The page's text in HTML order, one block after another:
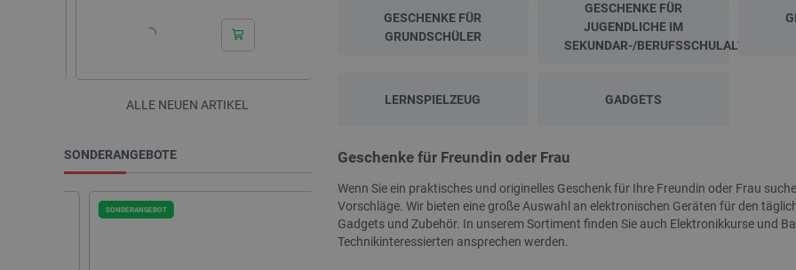
ALLE NEUEN ARTIKEL
SONDERANGEBOTE
SONDERANGEBOT SONDERANGEBOT SONDERANGEBOT
GESCHENKE FÜR
GRUNDSCHÜLER
GESCHENKE FÜR
JUGENDLICHE IM
SEKUNDAR-/BERUFSSCHULALTER
LERNSPIELZEUG GADGETS
Geschenke für Freundin oder Frau
Wenn Sie ein praktisches und originelles Geschenk für Ihre Freundin oder Frau
Vorschläge. Wir bieten eine große Auswahl an elektronischen Geräten für den
Gadgets und Zubehör. In unserem Sortiment finden Sie auch Elektronikkurse und
Technikinteressierten ansprechen werden.